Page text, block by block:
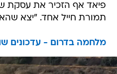
פיאד אף הזכיר את עסקת
תמורת חייל אחד. "יצא
מלחמה בדרום - עדכונים